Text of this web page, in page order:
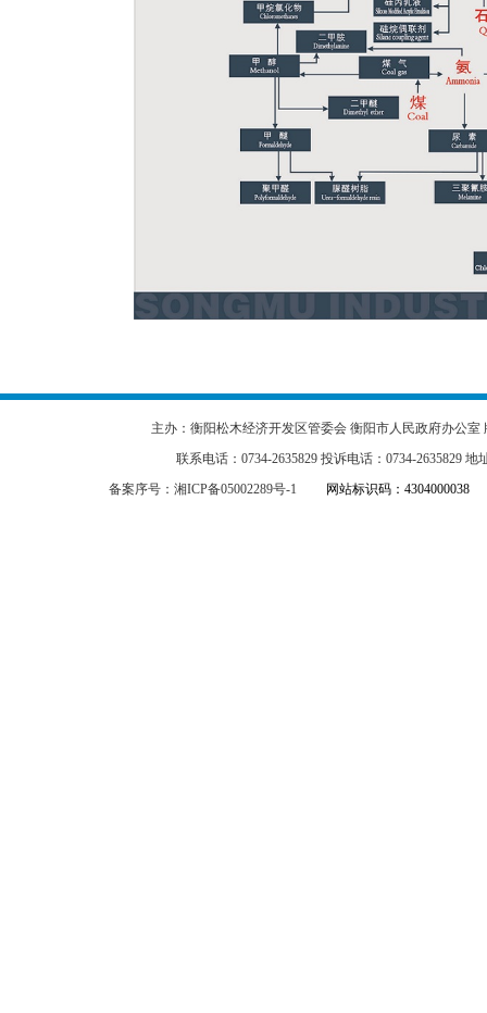
主办：衡阳松木经济开发区管委会 衡阳市人民政府办公
联系电话：0734-2635829 投诉电话：0734-2635829
备案序号：湘ICP备05002289号-1 网站标识码：4304000038